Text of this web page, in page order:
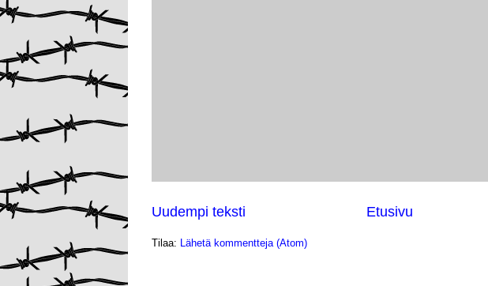
Uudempi teksti Etusivu
Tilaa: Lähetä kommentteja (Atom)